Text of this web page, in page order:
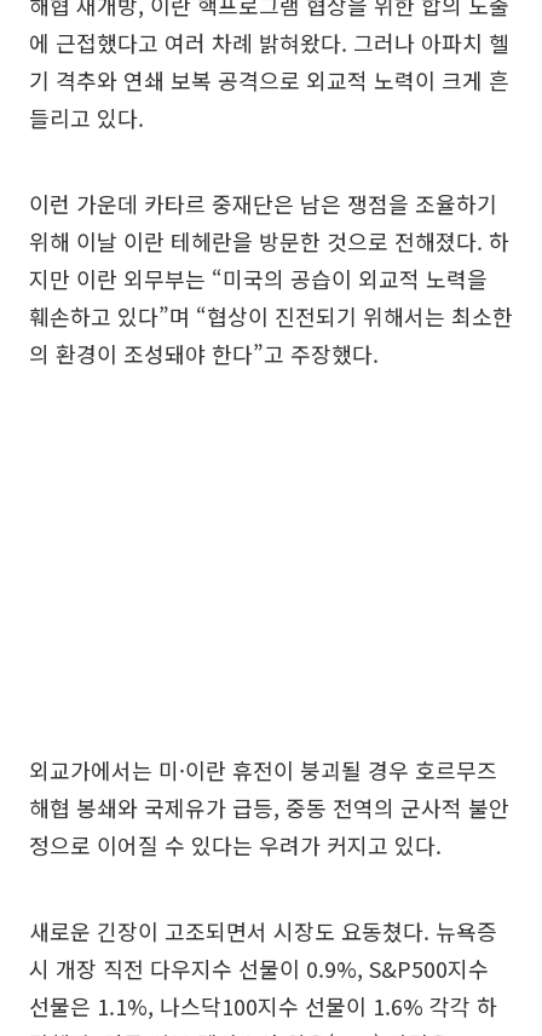
에 근접했다고 여러 차례 밝혀왔다. 그러나 아파치 헬
기 격추와 연쇄 보복 공격으로 외교적 노력이 크게 흔
들리고 있다.
이런 가운데 카타르 중재단은 남은 쟁점을 조율하기
위해 이날 이란 테헤란을 방문한 것으로 전해졌다. 하
지만 이란 외무부는 “미국의 공습이 외교적 노력을
훼손하고 있다”며 “협상이 진전되기 위해서는 최소한
의 환경이 조성돼야 한다”고 주장했다.
외교가에서는 미·이란 휴전이 붕괴될 경우 호르무즈
해협 봉쇄와 국제유가 급등, 중동 전역의 군사적 불안
정으로 이어질 수 있다는 우려가 커지고 있다.
새로운 긴장이 고조되면서 시장도 요동쳤다. 뉴욕증
시 개장 직전 다우지수 선물이 0.9%, S&P500지수
선물은 1.1%, 나스닥100지수 선물이 1.6% 각각 하